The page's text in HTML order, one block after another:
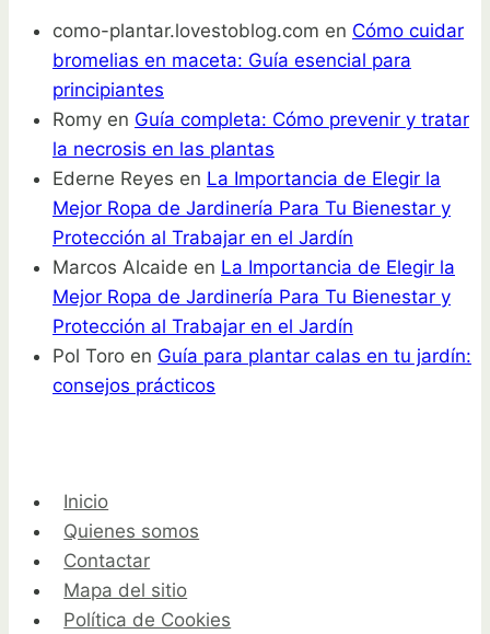
como-plantar.lovestoblog.com en Cómo cuidar
bromelias en maceta: Guía esencial para
principiantes
Romy en Guía completa: Cómo prevenir y tratar
la necrosis en las plantas
Ederne Reyes en La Importancia de Elegir la
Mejor Ropa de Jardinería Para Tu Bienestar y
Protección al Trabajar en el Jardín
Marcos Alcaide en La Importancia de Elegir la
Mejor Ropa de Jardinería Para Tu Bienestar y
Protección al Trabajar en el Jardín
Pol Toro en Guía para plantar calas en tu jardín:
consejos prácticos
Inicio
Quienes somos
Contactar
Mapa del sitio
Política de Cookies